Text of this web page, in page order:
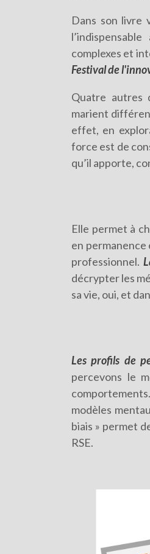
Dans son livre
complexes et
Festival de
Quatre autres
marient
effet, en
force est de
qu’il apporte,
Elle permet à
en
professionnel.
décrypter les
sa vie, oui, et
Les profils de
percevons le
modèles
biais » permet
RSE.